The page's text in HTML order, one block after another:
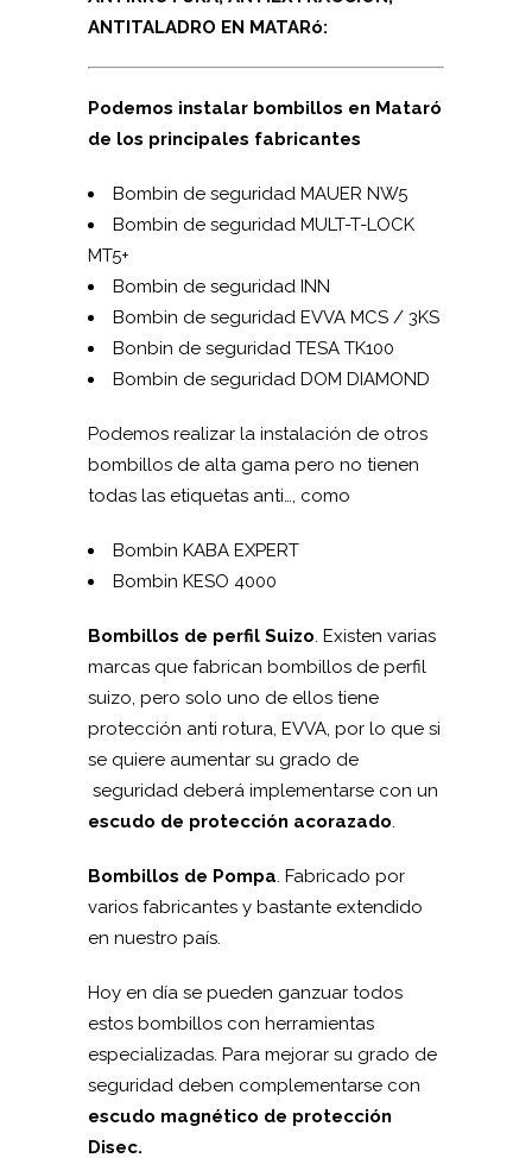
ANTITALADRO EN MATARó:
Podemos instalar bombillos en Mataró
de los principales fabricantes
Bombin de seguridad MAUER NW5
Bombin de seguridad MUL­T-T-LOCK
MT5+
Bombin de seguridad INN
Bombin de seguridad EVVA MCS / 3KS
Bonbin de seguridad TESA TK100
Bombin de seguridad DOM DIAMOND
Podemos realizar la instalación de otros
bombillos de alta gama pero no tienen
todas las etiquetas anti…, como
Bombin KABA EXPERT
Bombin KESO 4000
Bombillos de perfil Suizo. Existen varias
marcas que fabrican bombillos de perfil
suizo, pero solo uno de ellos tiene
protección anti rotura, EVVA, por lo que si
se quiere aumentar su grado de
seguridad deberá implementarse con un
escudo de protección acorazado.
Bombillos de Pompa. Fabricado por
varios fabricantes y bastante extendido
en nuestro país.
Hoy en día se pueden ganzuar todos
estos bombillos con herramientas
especializadas. Para mejorar su grado de
seguridad deben complementarse con
escudo magnético de protección
Disec.